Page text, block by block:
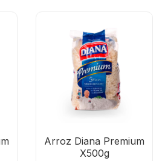
Arroz Diana Premium
X500g